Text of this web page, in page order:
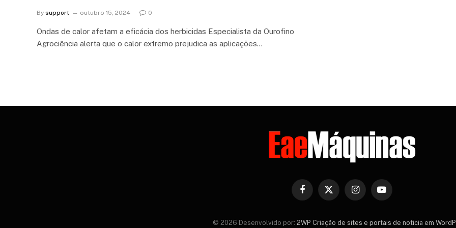
By support outubro 15, 2024 0
Ondas de calor afetam a eficácia dos herbicidas Especialista da Ourofino
Agrociência alerta que o calor extremo prejudica as aplicações…
Facebook
X
InstagramYouTube
© 2026 Desenvolvido por: 2WP Criação de sites e portais de noticia em